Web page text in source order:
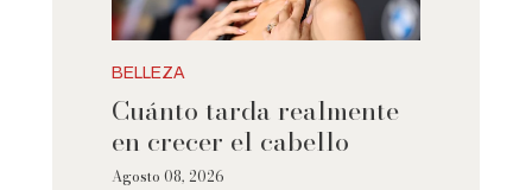
BELLEZA
Cuánto tarda realmente
en crecer el cabello
Agosto 08, 2026